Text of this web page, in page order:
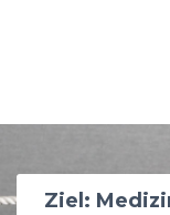
Ziel: